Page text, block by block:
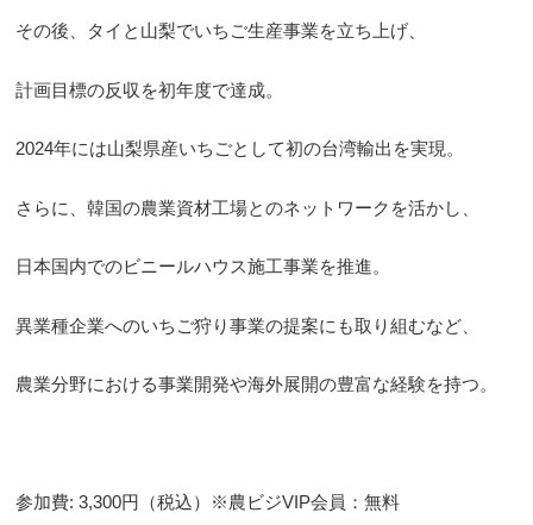
その後、タイと山梨でいちご生産事業を立ち上げ、
計画目標の反収を初年度で達成。
2024年には山梨県産いちごとして初の台湾輸出を実現。
さらに、韓国の農業資材工場とのネットワークを活かし、
日本国内でのビニールハウス施工事業を推進。
異業種企業へのいちご狩り事業の提案にも取り組むなど、
農業分野における事業開発や海外展開の豊富な経験を持つ。
参加費: 3,300円（税込）※農ビジVIP会員：無料